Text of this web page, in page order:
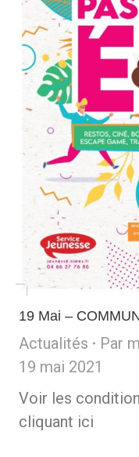
19 Mai –
Actualités Par
19 mai 2021
Voir les
cliquant ici